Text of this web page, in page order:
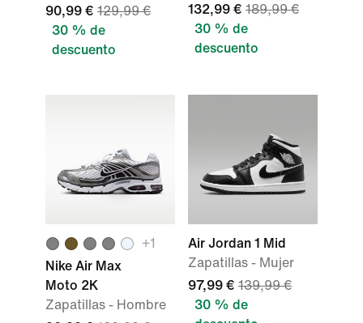
90,99 € 129,99 €
30 % de
descuento
132,99 € 189,99 €
30 % de
descuento
+1
Nike Air Max
Moto 2K
Zapatillas - Hombre
Air Jordan 1 Mid
Zapatillas - Mujer
97,99 € 139,99 €
30 % de